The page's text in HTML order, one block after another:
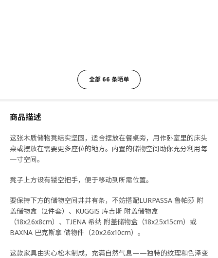
全部 66 条晒单
商品描述
这张木质储物凳结实坚固，适合摆放在餐桌旁，用作卧室里的床头
桌或摆放在需要更多座位的地方。内置的储物空间助你充分利用每
一寸空间。
凳子上方设有镂空把手，便于移动到所需位置。
要保持下方的储物空间井井有条，不妨搭配LURPASSA 鲁帕莎 附
盖储物盒（2件套）、KUGGIS 库吉斯 附盖储物盒
（18x26x8cm）、TJENA 希纳 附盖储物盒（18x25x15cm）或
BAXNA 巴克斯拿 储物件（20x26x10cm）。
这款家具由实心松木制成，充满自然气息——独特的纹理和色泽变